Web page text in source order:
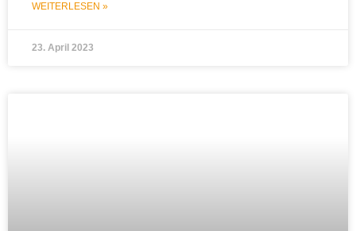
WEITERLESEN »
23. April 2023